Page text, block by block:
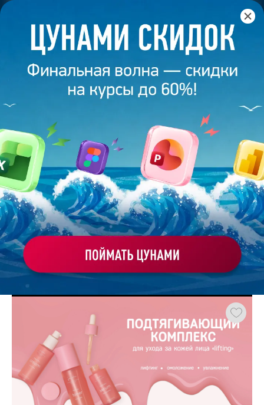
Главная /Банк слайдов / Презентация 549 – Работа
выполнена выпускником академии презентаций
Bonnie&Slide
ПРЕЗЕНТАЦИЯ 549 - РАБОТА
ВЫПОЛНЕНА ВЫПУСКНИКОМ
АКАДЕМИИ ПРЕЗЕНТАЦИЙ
BONNIE&SLIDE
Моё избранное
Работа
студента
ХОЧУ ЗАКАЗАТЬ ТАКУЮ ПРЕЗЕНТАЦИЮ